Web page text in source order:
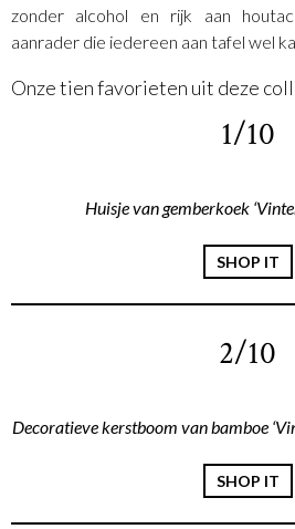
zonder alcohol en rijk aan
aanrader die iedereen aan tafel wel
Onze tien favorieten uit deze
1/10
Huisje van gemberkoek
SHOP IT
2/10
Decoratieve kerstboom van bamboe
SHOP IT